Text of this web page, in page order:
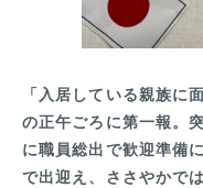
「入居している親族に
の正午ごろに第一報。
に職員総出で歓迎準備
で出迎え、ささやかで